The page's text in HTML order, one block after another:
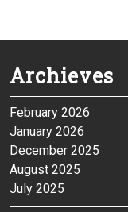
Archieves
February 2026
January 2026
December 2025
August 2025
July 2025